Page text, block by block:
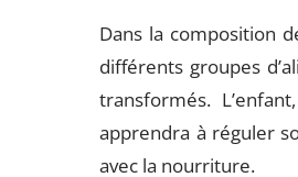
Dans la composition
différents groupes
transformés.
apprendra à réguler
avec la nourriture.